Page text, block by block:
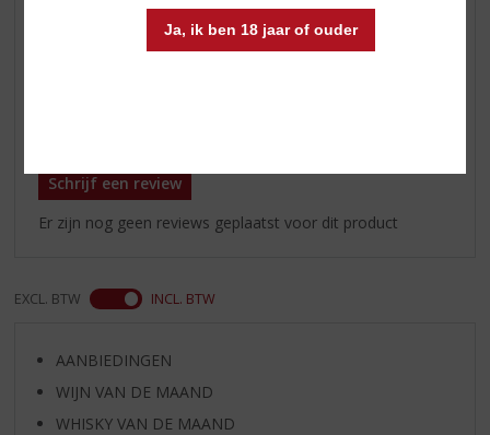
Ja, ik ben 18 jaar of ouder
kazen
16-18 °C
Schrijf een review
Er zijn nog geen reviews geplaatst voor dit product
EXCL. BTW INCL. BTW
AANBIEDINGEN
WIJN VAN DE MAAND
WHISKY VAN DE MAAND